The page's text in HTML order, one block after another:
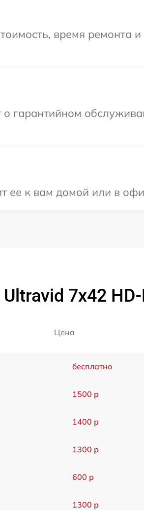
время ремонта и
гарантийном
ее к вам домой или в
7x42
Цена
бесплатно
1500 р
1400 р
1300 р
600 р
1300 р